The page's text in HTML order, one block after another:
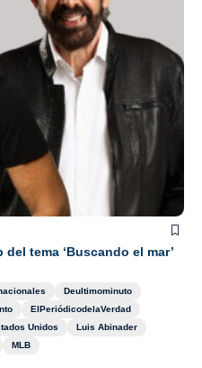
tema ‘Buscando el mar’
Deultimominuto
ElPeriódicodelaVerdad
Unidos
Luis Abinader
MLB